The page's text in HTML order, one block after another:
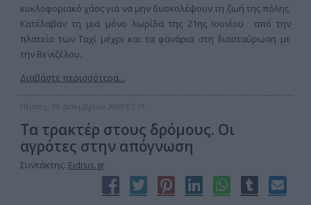
κυκλοφοριακό χάος για να μην δυσκολέψουν τη ζωή της πόλης.
Κατέλαβαν τη μια μόνο λωρίδα της 21ης Ιουνίου από την
πλατεία των Ταχί μέχρι και τα φανάρια στη διασταύρωση με
την Βενιζέλου.
Διαβάστε περισσότερα...
Πέμπτη, 10 Δεκεμβρίου 2009 07:19
Τα τρακτέρ στους δρόμους. Οι
αγρότες στην απόγνωση
Συντάκτης: Eidisis.gr